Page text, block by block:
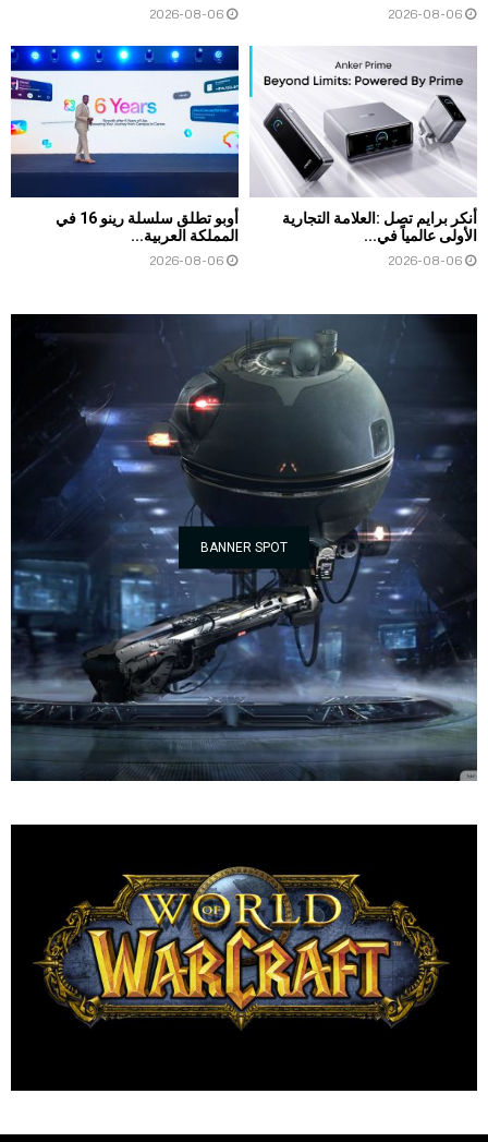
2026-08-06
2026-08-06
أنكر برايم تصل :العلامة التجارية
الأولى عالمياً في...
2026-08-06
أوبو تطلق سلسلة رينو 16 في
المملكة العربية...
2026-08-06
BANNER SPOT